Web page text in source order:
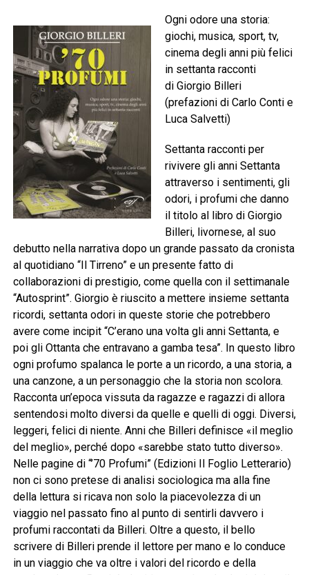
Ogni odore una storia:
giochi, musica, sport, tv,
cinema degli anni più felici
in settanta racconti
di Giorgio Billeri
(prefazioni di Carlo Conti e
Luca Salvetti)
Settanta racconti per
rivivere gli anni Settanta
attraverso i sentimenti, gli
odori, i profumi che danno
il titolo al libro di Giorgio
Billeri, livornese, al suo
debutto nella narrativa dopo un grande passato da cronista
al quotidiano “Il Tirreno” e un presente fatto di
collaborazioni di prestigio, come quella con il settimanale
“Autosprint”. Giorgio è riuscito a mettere insieme settanta
ricordi, settanta odori in queste storie che potrebbero
avere come incipit “C’erano una volta gli anni Settanta, e
poi gli Ottanta che entravano a gamba tesa”. In questo libro
ogni profumo spalanca le porte a un ricordo, a una storia, a
una canzone, a un personaggio che la storia non scolora.
Racconta un’epoca vissuta da ragazze e ragazzi di allora
sentendosi molto diversi da quelle e quelli di oggi. Diversi,
leggeri, felici di niente. Anni che Billeri definisce «il meglio
del meglio», perché dopo «sarebbe stato tutto diverso».
Nelle pagine di “’70 Profumi” (Edizioni Il Foglio Letterario)
non ci sono pretese di analisi sociologica ma alla fine
della lettura si ricava non solo la piacevolezza di un
viaggio nel passato fino al punto di sentirli davvero i
profumi raccontati da Billeri. Oltre a questo, il bello
scrivere di Billeri prende il lettore per mano e lo conduce
in un viaggio che va oltre i valori del ricordo e della